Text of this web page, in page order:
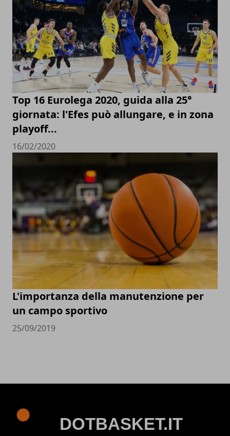
Top 16 Eurolega 2020, guida alla 25°
giornata: l'Efes può allungare, e in zona
playoff...
16/02/2020
L'importanza della manutenzione per
un campo sportivo
25/09/2019